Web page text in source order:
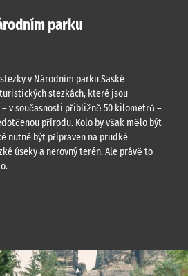
parku
v Národním parku Saské
stezkách, které jsou
v současnosti přibližně 50 kilometrů –
přírodu. Kolo by však mělo být
nutné být připraven na prudké
úseky a nerovný terén. Ale právě to